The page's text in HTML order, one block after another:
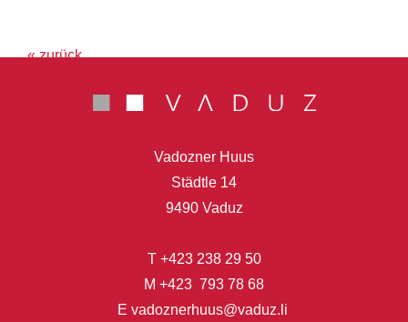
« zurück
Vadozner Huus
Städtle 14
9490 Vaduz
T +423 238 29 50
M +423 793 78 68
E vadoznerhuus@vaduz.li